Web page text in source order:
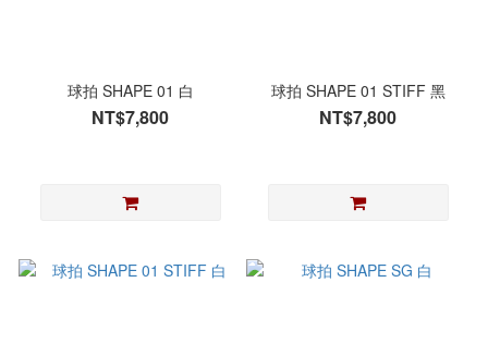
球拍 SHAPE 01 白
NT$7,800
球拍 SHAPE 01 STIFF 黑
NT$7,800